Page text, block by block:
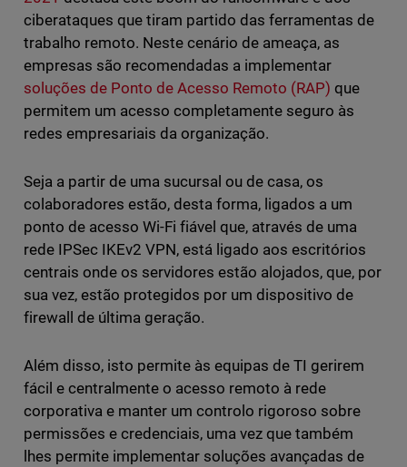
ciberataques que tiram partido das ferramentas de
trabalho remoto. Neste cenário de ameaça, as
empresas são recomendadas a implementar
soluções de Ponto de Acesso Remoto (RAP) que
permitem um acesso completamente seguro às
redes empresariais da organização.
Seja a partir de uma sucursal ou de casa, os
colaboradores estão, desta forma, ligados a um
ponto de acesso Wi-Fi fiável que, através de uma
rede IPSec IKEv2 VPN, está ligado aos escritórios
centrais onde os servidores estão alojados, que, por
sua vez, estão protegidos por um dispositivo de
firewall de última geração.
Além disso, isto permite às equipas de TI gerirem
fácil e centralmente o acesso remoto à rede
corporativa e manter um controlo rigoroso sobre
permissões e credenciais, uma vez que também
lhes permite implementar soluções avançadas de